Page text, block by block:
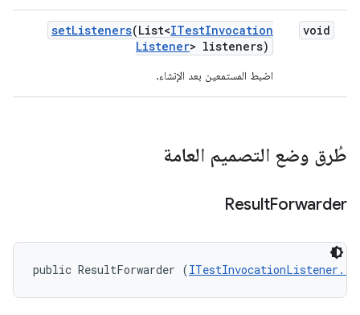
void
setListeners(List<ITestInvocation
Listener> listeners)
اضبط المستمعين بعد الإنشاء.
طُرق وضع التصميم العامة
ResultForwarder
public ResultForwarder (ITestInvocationListener...